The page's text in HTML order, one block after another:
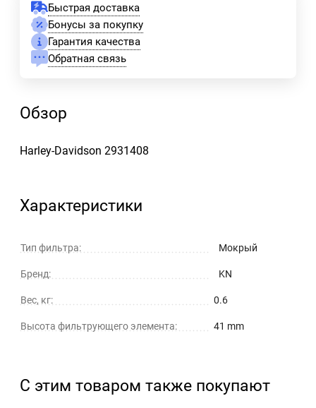
Быстрая доставка
Бонусы за покупку
Гарантия качества
Обратная связь
Обзор
Harley-Davidson 2931408
Характеристики
Тип фильтра: Мокрый
Бренд: KN
Вес, кг: 0.6
Высота фильтрующего элемента: 41 mm
С этим товаром также покупают